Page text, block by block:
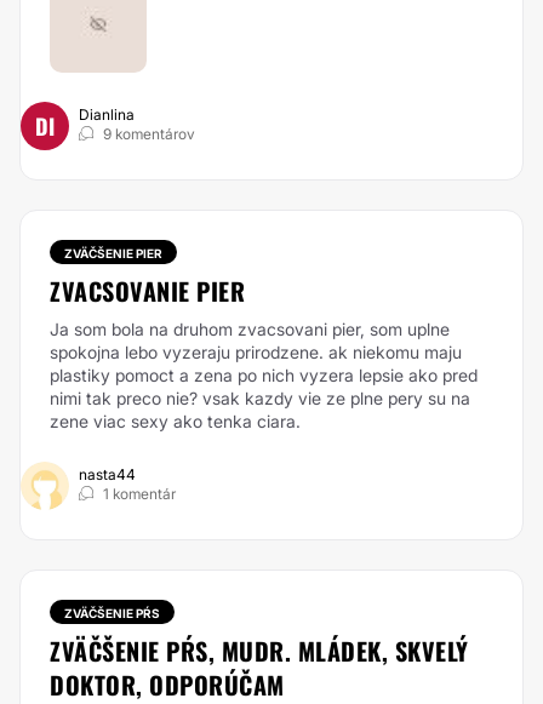
DI
Dianlina
9 komentárov
ZVÄČŠENIE PIER
ZVACSOVANIE PIER
Ja som bola na druhom zvacsovani pier, som uplne
spokojna lebo vyzeraju prirodzene. ak niekomu maju
plastiky pomoct a zena po nich vyzera lepsie ako pred
nimi tak preco nie? vsak kazdy vie ze plne pery su na
zene viac sexy ako tenka ciara.
nasta44
1 komentár
ZVÄČŠENIE PŔS
ZVÄČŠENIE PŔS, MUDR. MLÁDEK, SKVELÝ
DOKTOR, ODPORÚČAM